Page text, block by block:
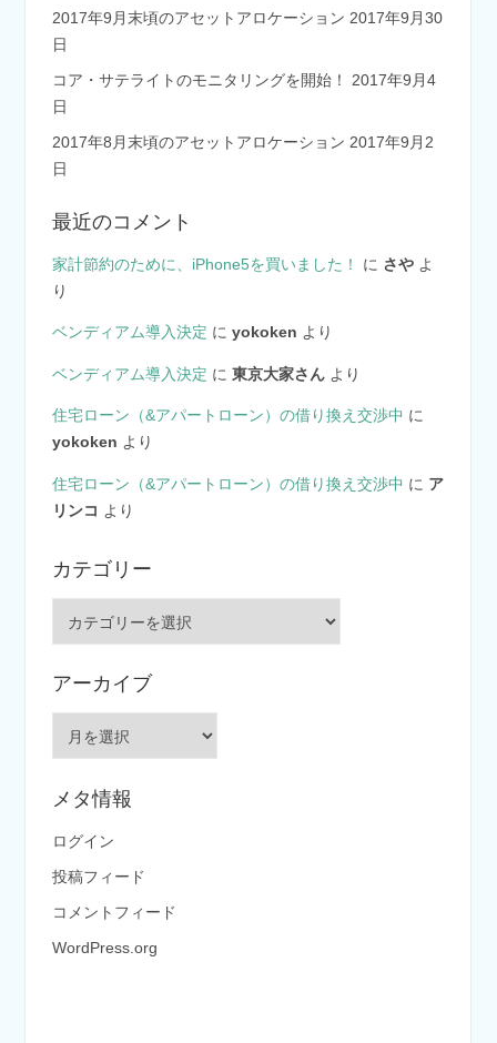
2017年9月末頃のアセットアロケーション 2017年9月30
日
コア・サテライトのモニタリングを開始！
2017年9月4
日
2017年8月末頃のアセットアロケーション 2017年9月2
日
最近のコメント
家計節約のために、iPhone5を買いました！ に さやよ
り
ベンディアム導入決定 に yokoken より
ベンディアム導入決定 に 東京大家さんより
住宅ローン（&アパートローン）の借り換え交渉中 に
yokoken より
住宅ローン（&アパートローン）の借り換え交渉中 に ア
リンコ より
カテゴリー
リ
ー
アーカイブ
イ
メタ情報
ログイン
投稿フィード
コメントフィード
WordPress.org